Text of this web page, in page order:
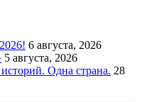
6 августа, 2026
5 августа, 2026
Одна страна. 28